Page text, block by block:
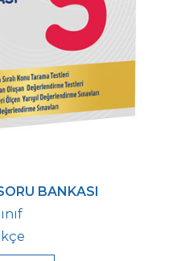
BANKASI